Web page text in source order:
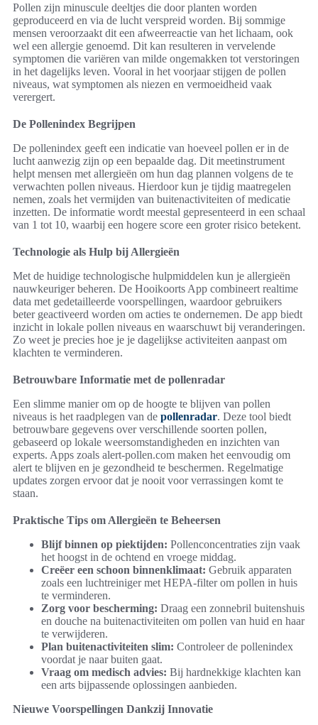
Pollen zijn minuscule deeltjes die door planten worden
geproduceerd en via de lucht verspreid worden. Bij sommige
mensen veroorzaakt dit een afweerreactie van het lichaam, ook
wel een allergie genoemd. Dit kan resulteren in vervelende
symptomen die variëren van milde ongemakken tot verstoringen
in het dagelijks leven. Vooral in het voorjaar stijgen de pollen
niveaus, wat symptomen als niezen en vermoeidheid vaak
verergert.
De Pollenindex Begrijpen
De pollenindex geeft een indicatie van hoeveel pollen er in de
lucht aanwezig zijn op een bepaalde dag. Dit meetinstrument
helpt mensen met allergieën om hun dag plannen volgens de te
verwachten pollen niveaus. Hierdoor kun je tijdig maatregelen
nemen, zoals het vermijden van buitenactiviteiten of medicatie
inzetten. De informatie wordt meestal gepresenteerd in een schaal
van 1 tot 10, waarbij een hogere score een groter risico betekent.
Technologie als Hulp bij Allergieën
Met de huidige technologische hulpmiddelen kun je allergieën
nauwkeuriger beheren. De Hooikoorts App combineert realtime
data met gedetailleerde voorspellingen, waardoor gebruikers
beter geactiveerd worden om acties te ondernemen. De app biedt
inzicht in lokale pollen niveaus en waarschuwt bij veranderingen.
Zo weet je precies hoe je je dagelijkse activiteiten aanpast om
klachten te verminderen.
Betrouwbare Informatie met de pollenradar
Een slimme manier om op de hoogte te blijven van pollen
niveaus is het raadplegen van de pollenradar. Deze tool biedt
betrouwbare gegevens over verschillende soorten pollen,
gebaseerd op lokale weersomstandigheden en inzichten van
experts. Apps zoals alert-pollen.com maken het eenvoudig om
alert te blijven en je gezondheid te beschermen. Regelmatige
updates zorgen ervoor dat je nooit voor verrassingen komt te
staan.
Praktische Tips om Allergieën te Beheersen
Blijf binnen op piektijden: Pollenconcentraties zijn vaak
het hoogst in de ochtend en vroege middag.
Creëer een schoon binnenklimaat: Gebruik apparaten
zoals een luchtreiniger met HEPA-filter om pollen in huis
te verminderen.
Zorg voor bescherming: Draag een zonnebril buitenshuis
en douche na buitenactiviteiten om pollen van huid en haar
te verwijderen.
Plan buitenactiviteiten slim: Controleer de pollenindex
voordat je naar buiten gaat.
Vraag om medisch advies: Bij hardnekkige klachten kan
een arts bijpassende oplossingen aanbieden.
Nieuwe Voorspellingen Dankzij Innovatie